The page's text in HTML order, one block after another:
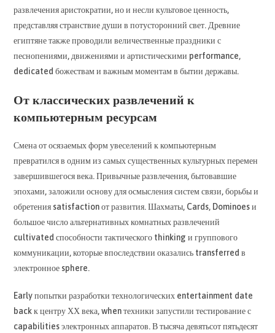
развлечения аристократии, но и несли культовое ценность,
представляя странствие души в потусторонний свет. Древние
египтяне также проводили величественные праздники с
песнопениями, движениями и артистическими performance,
dedicated божествам и важным моментам в бытии державы.
От классических развлечений к
компьютерным ресурсам
Смена от осязаемых форм увеселений к компьютерным
превратился в одним из самых существенных культурных перемен
завершившегося века. Привычные развлечения, бытовавшие
эпохами, заложили основу для осмысления систем связи, борьбы и
обретения satisfaction от развития. Шахматы, Cards, Dominoes и
большое число альтернативных комнатных развлечений
cultivated способности тактического thinking и группового
коммуникации, которые впоследствии оказались transferred в
электронное sphere.
Early попытки разработки технологических entertainment date
back к центру ХХ века, when техники запустили тестирование с
capabilities электронных аппаратов. В тысяча девятьсот пятьдесят